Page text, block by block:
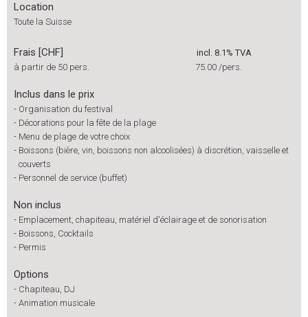
Location
Toute la Suisse
Frais [CHF]
incl. 8.1% TVA
à partir de 50 pers.
75.00 /pers.
Inclus dans le prix
- Organisation du festival
- Décorations pour la fête de la plage
- Menu de plage de votre choix
- Boissons (bière, vin, boissons non alcoolisées) à discrétion, vaisselle et
couverts
- Personnel de service (buffet)
Non inclus
- Emplacement, chapiteau, matériel d'éclairage et de sonorisation
- Boissons, Cocktails
- Permis
Options
- Chapiteau, DJ
- Animation musicale